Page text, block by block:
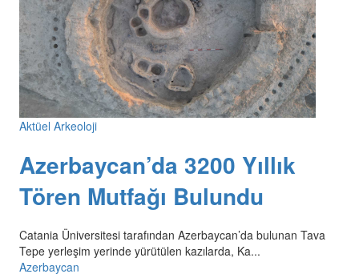
Aktüel Arkeoloji
Azerbaycan’da 3200 Yıllık
Tören Mutfağı Bulundu
Catania Üniversitesi tarafından Azerbaycan’da bulunan Tava
Tepe yerleşim yerinde yürütülen kazılarda, Ka...
Azerbaycan